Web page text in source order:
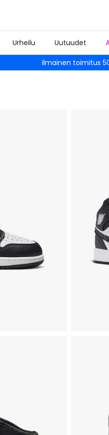
Urheilu Uutuudet
Ilmainen toimitus